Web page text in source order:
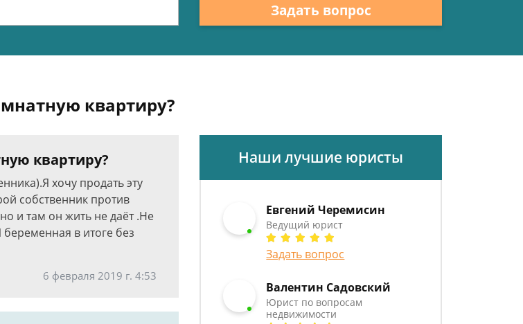
Задать вопрос
квартиру?
квартиру?
хочу продать эту
собственник против
и там он жить не даёт .Не
беременная в итоге без
6 февраля 2019 г. 4:53
Наши лучшие юристы
Евгений Черемисин
Ведущий юрист
Задать вопрос
Валентин Садовский
Юрист по вопросам
недвижимости